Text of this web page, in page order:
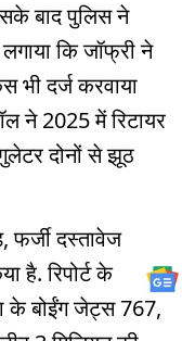
बाद पुलिस ने
कि जॉफ्री ने
भी दर्ज करवाया
ने 2025 में रिटायर
दोनों से झूठ
दस्तावेज
है. रिपोर्ट के
के बोईंग जेट्स 767,